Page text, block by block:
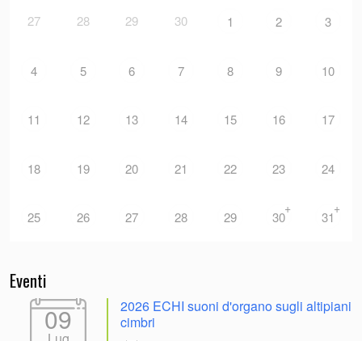
27 28 29 30 1 2 3
4 5 6 7 8 9 10
11 12 13 14 15 16 17
18 19 20 21 22 23 24
25 26 27 28 29 30
+
31
+
Eventi
09
2026 ECHI suoni d'organo sugli altipiani
cimbri